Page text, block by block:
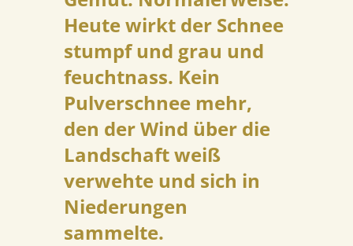
Heute wirkt der Schnee
stumpf und grau und
feuchtnass. Kein
Pulverschnee mehr,
den der Wind über die
Landschaft weiß
verwehte und sich in
Niederungen
sammelte.